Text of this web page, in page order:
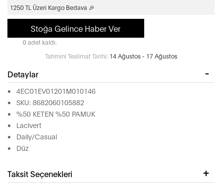
1250 TL Üzeri Kargo Bedava 🎉
Stoğa Gelince Haber Ver
0 adet kaldı.
Tahmini Teslimat Tarihi: 14 Ağustos - 17 Ağustos
Detaylar
4EC01EV01201M010146
SKU: 8682060105882
%50 KETEN %50 PAMUK
Lacivert
Daily/Casual
Düz
Taksit Seçenekleri